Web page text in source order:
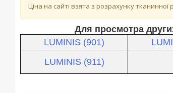
Ціна на сайті взята з розрахунку
Для просмотра
LUMINIS (901)
LUMINIS (911)